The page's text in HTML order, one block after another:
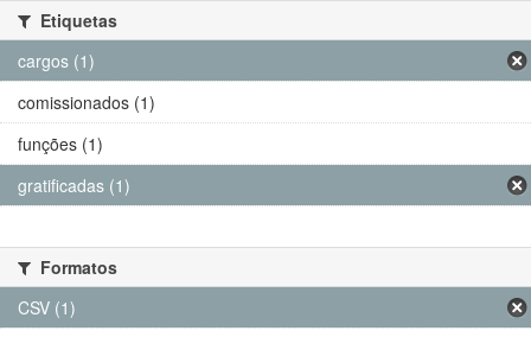
Etiquetas
cargos (1)
comissionados (1)
funções (1)
gratificadas (1)
Formatos
CSV (1)